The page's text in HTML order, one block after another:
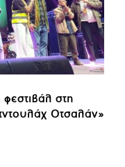
φεστιβάλ στη
Οτσαλάν»